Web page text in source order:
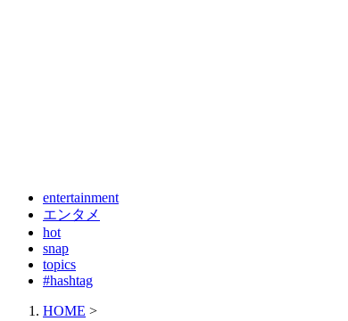
entertainment
エンタメ
hot
snap
topics
#hashtag
HOME >